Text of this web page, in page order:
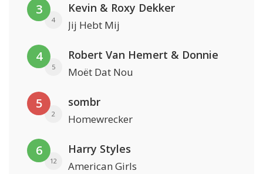
3
4
Kevin & Roxy Dekker
Jij Hebt Mij
4
5
Robert Van Hemert & Donnie
Moët Dat Nou
5
2
sombr
Homewrecker
6
12
Harry Styles
American Girls